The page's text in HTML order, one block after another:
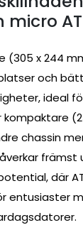
micro
(305 x 244
och
ideal
kompaktare
chassin
där
entusiaster